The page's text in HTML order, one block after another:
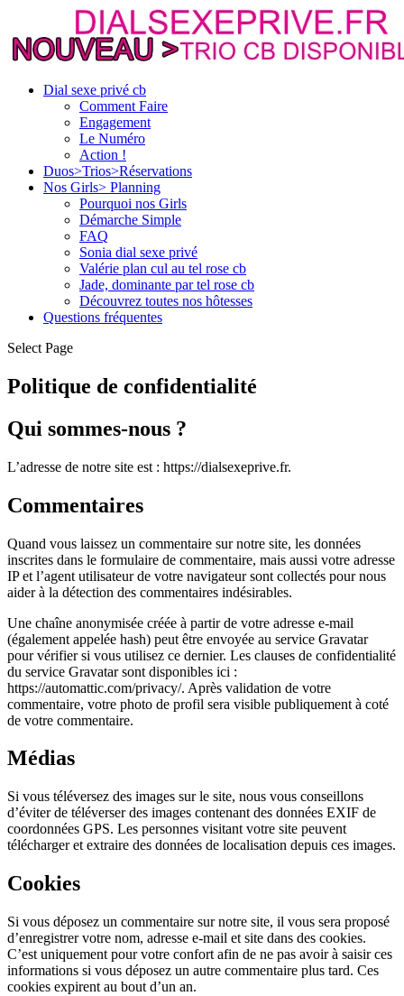
Dial sexe privé cb
Comment Faire
Engagement
Le Numéro
Action !
Duos>Trios>Réservations
Nos Girls> Planning
Pourquoi nos Girls
Démarche Simple
FAQ
Sonia dial sexe privé
Valérie plan cul au tel rose cb
Jade, dominante par tel rose cb
Découvrez toutes nos hôtesses
Questions fréquentes
Select Page
Politique de confidentialité
Qui sommes-nous ?
L’adresse de notre site est : https://dialsexeprive.fr.
Commentaires
Quand vous laissez un commentaire sur notre site, les données
inscrites dans le formulaire de commentaire, mais aussi votre adresse
IP et l’agent utilisateur de votre navigateur sont collectés pour nous
aider à la détection des commentaires indésirables.
Une chaîne anonymisée créée à partir de votre adresse e-mail
(également appelée hash) peut être envoyée au service Gravatar
pour vérifier si vous utilisez ce dernier. Les clauses de confidentialité
du service Gravatar sont disponibles ici :
https://automattic.com/privacy/. Après validation de votre
commentaire, votre photo de profil sera visible publiquement à coté
de votre commentaire.
Médias
Si vous téléversez des images sur le site, nous vous conseillons
d’éviter de téléverser des images contenant des données EXIF de
coordonnées GPS. Les personnes visitant votre site peuvent
télécharger et extraire des données de localisation depuis ces images.
Cookies
Si vous déposez un commentaire sur notre site, il vous sera proposé
d’enregistrer votre nom, adresse e-mail et site dans des cookies.
C’est uniquement pour votre confort afin de ne pas avoir à saisir ces
informations si vous déposez un autre commentaire plus tard. Ces
cookies expirent au bout d’un an.